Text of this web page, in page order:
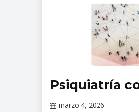
Publicaciones
Psiquiatría
marzo 4, 2026